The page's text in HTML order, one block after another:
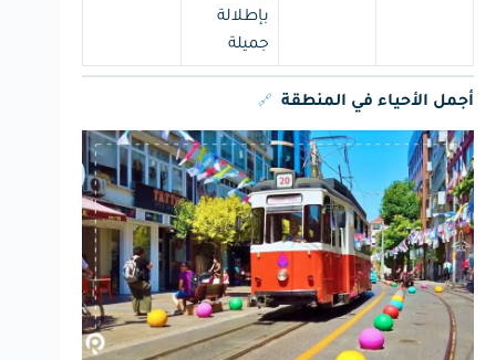
بإطلالة
جميلة
أجمل الأحياء في المنطقة 🔗